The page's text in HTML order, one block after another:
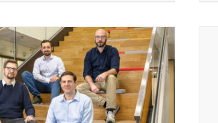
Frohe Feiertage und einen
guten Rutsch!